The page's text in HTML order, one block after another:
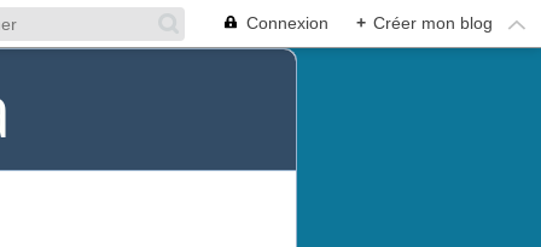
Connexion + Créer mon blog